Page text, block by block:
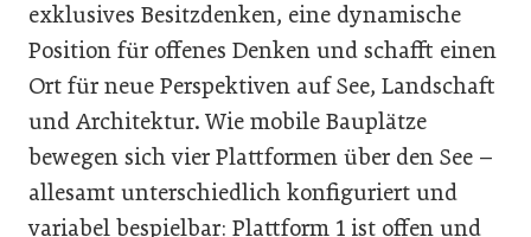
exklusives Besitzdenken, eine dynamische
Position für offenes Denken und schafft einen
Ort für neue Perspektiven auf See, Landschaft
und Architektur. Wie mobile Bauplätze
bewegen sich vier Plattformen über den See –
allesamt unterschiedlich konfiguriert und
variabel bespielbar: Plattform 1 ist offen und